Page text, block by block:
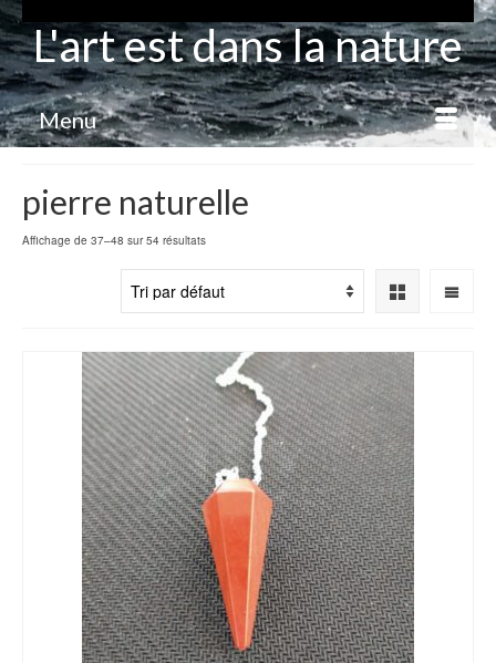
L'art est dans la nature
Menu
pierre naturelle
Affichage de 37–48 sur 54 résultats